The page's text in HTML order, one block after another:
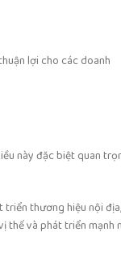
lợi cho các doanh
này đặc biệt quan
thương hiệu nội địa,
thế và phát triển mạnh